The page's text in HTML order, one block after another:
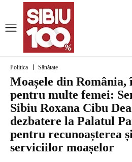
Politica Sănătate
Moașele din România,
pentru multe femei:
Sibiu Roxana Cibu
dezbatere la Palatul
pentru recunoașterea
serviciilor moașelor